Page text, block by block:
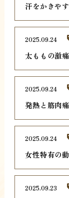
汗をかきや
太ももの激
2025.09.24
発熱と筋肉
2025.09.24
女性特有の
2025.09.24
2025.09.23